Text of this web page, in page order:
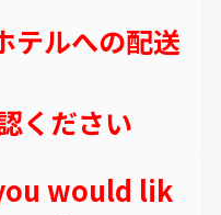
テルへの配送
ください
would lik